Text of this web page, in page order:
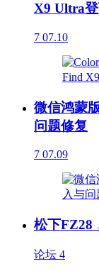
X9 Ultra
7 07.10
微信鸿蒙
问题修复
7 07.09
松下FZ28
论坛 4